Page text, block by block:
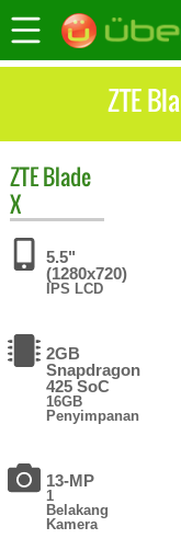
ZTE
ZTEBlade
X
5.5"
(1280x720)
IPS LCD
2GB
Snapdragon
425 SoC
16GB
Penyimpanan
13-MP
1
Belakang
Kamera